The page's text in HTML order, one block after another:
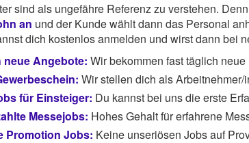
sind als ungefähre Referenz zu verstehen.
an und der Kunde wählt dann das Personal
dich kostenlos anmelden und wirst dann bei
neue Angebote: Wir bekommen fast täglich
Wir stellen dich als
für Einsteiger: Du kannst bei uns die erste
Messejobs: Hohes Gehalt für erfahrene
Promotion Jobs: Keine unseriösen Jobs auf